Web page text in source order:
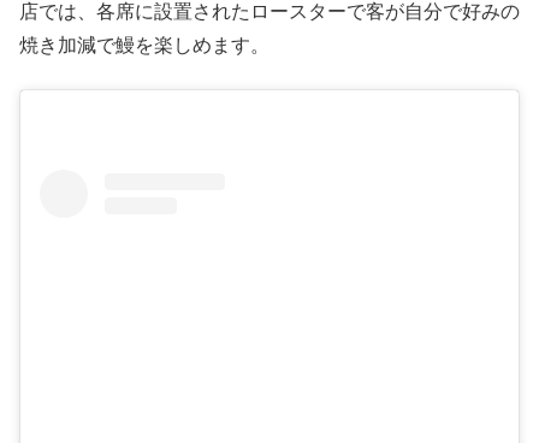
店では、各席に設置されたロースターで客が自分で好みの
焼き加減で鰻を楽しめます。